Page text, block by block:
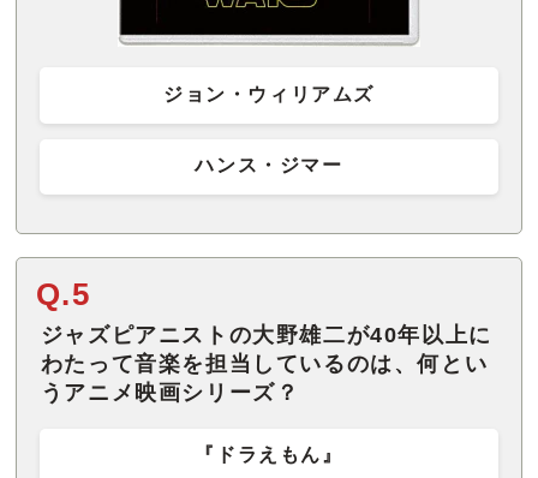
ジョン・ウィリアムズ
ハンス・ジマー
Q.5
ジャズピアニストの大野雄二が40年以上に
わたって音楽を担当しているのは、何とい
うアニメ映画シリーズ？
『ドラえもん』